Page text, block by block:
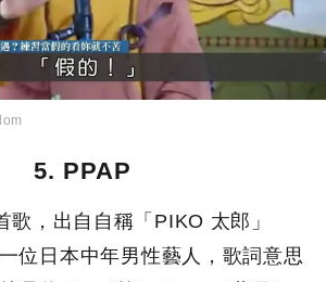
5. PPAP
歌，出自自稱「PIKO 太郎」
位日本中年男性藝人，歌詞意思